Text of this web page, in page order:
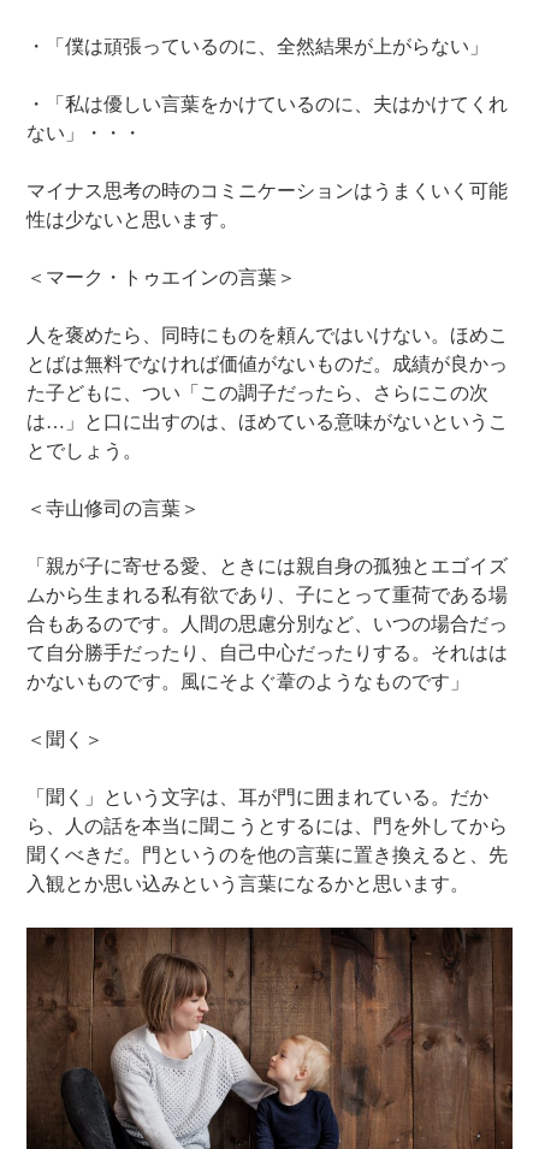
・「僕は頑張っているのに、全然結果が上がらない」
・「私は優しい言葉をかけているのに、夫はかけてくれ
ない」・・・
マイナス思考の時のコミニケーションはうまくいく可能
性は少ないと思います。
＜マーク・トゥエインの言葉＞
人を褒めたら、同時にものを頼んではいけない。ほめこ
とばは無料でなければ価値がないものだ。成績が良かっ
た子どもに、つい「この調子だったら、さらにこの次
は…」と口に出すのは、ほめている意味がないというこ
とでしょう。
＜寺山修司の言葉＞
「親が子に寄せる愛、ときには親自身の孤独とエゴイズ
ムから生まれる私有欲であり、子にとって重荷である場
合もあるのです。人間の思慮分別など、いつの場合だっ
て自分勝手だったり、自己中心だったりする。それはは
かないものです。風にそよぐ葦のようなものです」
＜聞く＞
「聞く」という文字は、耳が門に囲まれている。だか
ら、人の話を本当に聞こうとするには、門を外してから
聞くべきだ。門というのを他の言葉に置き換えると、先
入観とか思い込みという言葉になるかと思います。